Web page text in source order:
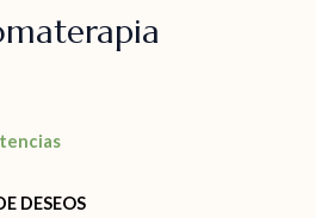
DESEOS